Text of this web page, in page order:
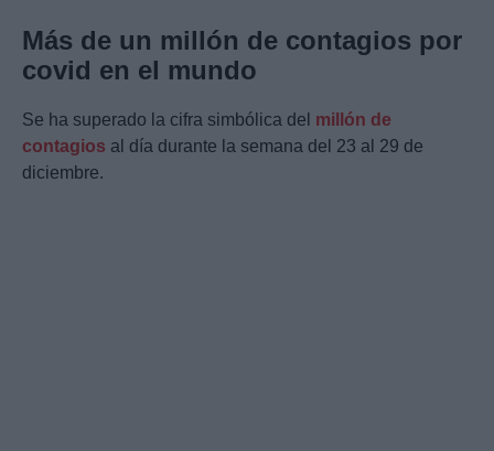
Más de un millón de contagios por
covid en el mundo
Se ha superado la cifra simbólica del millón de
contagios al día durante la semana del 23 al 29 de
diciembre.